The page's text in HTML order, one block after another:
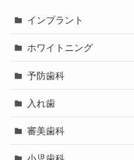
インプラント
ホワイトニング
予防歯科
入れ歯
審美歯科